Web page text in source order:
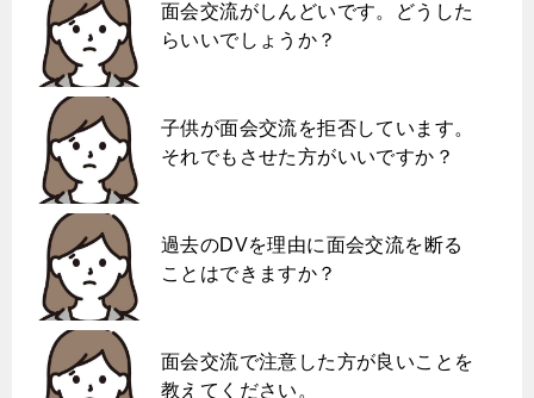
面会交流がしんどいです。どうした
らいいでしょうか？
子供が面会交流を拒否しています。
それでもさせた方がいいですか？
過去のDVを理由に面会交流を断る
ことはできますか？
面会交流で注意した方が良いことを
教えてください。